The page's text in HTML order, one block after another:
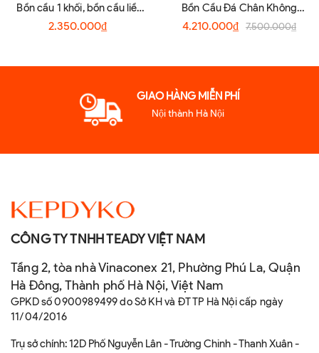
Bồn cầu 1 khối, bồn cầu liền
khối R17
2.350.000₫
Bồn Cầu Đá Chân Không
Dùng Điện Cao Cấp R6808
4.210.000₫ 7.500.000₫
GIAO HÀNG MIỄN PHÍ
Nội thành Hà Nội
CÔNG TY TNHH TEADY VIỆT NAM
Tầng 2, tòa nhà Vinaconex 21, Phường Phú La, Quận
Hà Đông, Thành phố Hà Nội, Việt Nam
GPKD số 0900989499 do Sở KH và ĐT TP Hà Nội cấp ngày
11/04/2016
Trụ sở chính: 12D Phố Nguyễn Lân - Trường Chinh - Thanh Xuân -